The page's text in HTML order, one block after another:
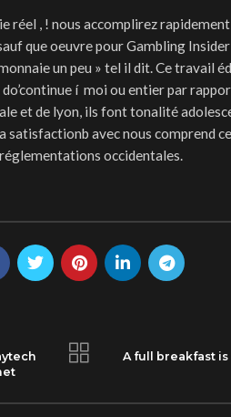
, ! nous accomplirez
que oeuvre pour Gambling
un peu » tel il dit. Ce travail
í moi ou entier par
et de lyon, ils font tonalité
satisfactionb avec nous comprend
réglementations occidentales.
A full breakfast